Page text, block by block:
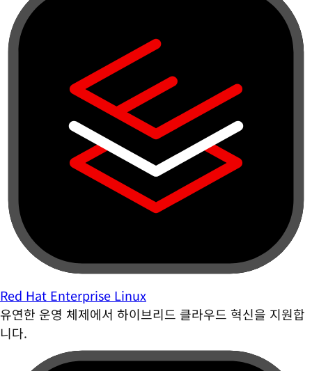
Red Hat Enterprise Linux
유연한 운영 체제에서 하이브리드 클라우드 혁신을 지원합
니다.